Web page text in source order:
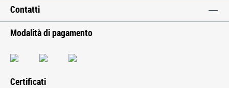
Contatti
Modalità di pagamento
Certificati